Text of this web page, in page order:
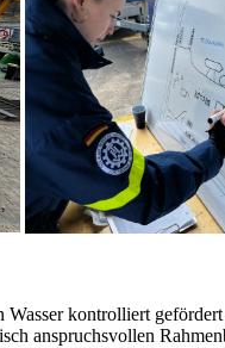
kontrolliert
anspruchsvollen